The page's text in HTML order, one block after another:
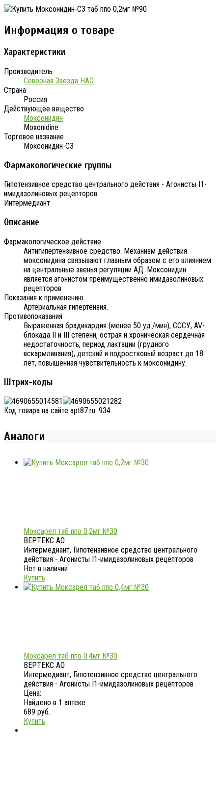
Информация о товаре
Характеристики
Производитель
Северная Звезда НАО
Страна
Россия
Действующее вещество
Моксонидин
Moxonidine
Торговое название
Моксонидин-СЗ
Фармакологические группы
Гипотензивное средство центрального действия - Агонисты I1-
имидазолиновых рецепторов
Интермедиант
Описание
Фармакологическое действие
Антигипертензивное средство. Механизм действия
моксонидина связывают главным образом с его влиянием
на центральные звенья регуляции АД. Моксонидин
является агонистом преимущественно имидазолиновых
рецепторов.
Показания к применению
Артериальная гипертензия.
Противопоказания
Выраженная брадикардия (менее 50 уд./мин), СССУ, AV-
блокада II и III степени, острая и хроническая сердечная
недостаточность, период лактации (грудного
вскармливания), детский и подростковый возраст до 18
лет, повышенная чувствительность к моксонидину.
Штрих-коды
Код товара на сайте apt87.ru: 934
Аналоги
Моксарел таб ппо 0,2мг №30
ВЕРТЕКС АО
Интермедиант, Гипотензивное средство центрального
действия - Агонисты I1-имидазолиновых рецепторов
Нет в наличии
Купить
Моксарел таб ппо 0,4мг №30
ВЕРТЕКС АО
Интермедиант, Гипотензивное средство центрального
действия - Агонисты I1-имидазолиновых рецепторов
Цена:
Найдено в 1 аптеке
689 руб.
Купить